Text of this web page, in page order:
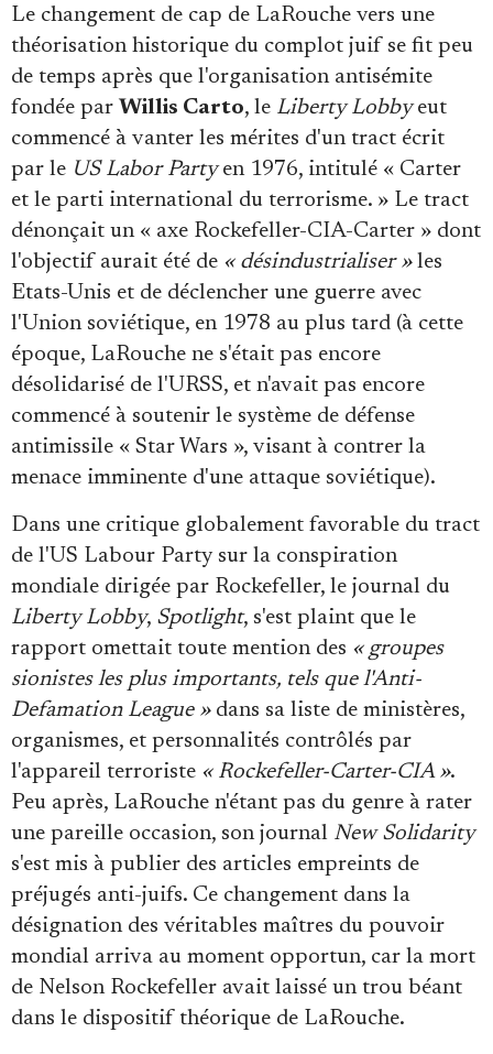
Le changement de cap de LaRouche vers une
théorisation historique du complot juif se fit peu
de temps après que l'organisation antisémite
fondée par Willis Carto, le Liberty Lobbyeut
commencé à vanter les mérites d'un tract écrit
par le US Labor Partyen 1976, intitulé « Carter
et le parti international du terrorisme. » Le tract
dénonçait un « axe Rockefeller-CIA-Carter » dont
l'objectif aurait été de « désindustrialiser »les
Etats-Unis et de déclencher une guerre avec
l'Union soviétique, en 1978 au plus tard (à cette
époque, LaRouche ne s'était pas encore
désolidarisé de l'URSS, et n'avait pas encore
commencé à soutenir le système de défense
antimissile « Star Wars », visant à contrer la
menace imminente d'une attaque soviétique).
Dans une critique globalement favorable du tract
de l'US Labour Party sur la conspiration
mondiale dirigée par Rockefeller, le journal du
Liberty Lobby, Spotlight, s'est plaint que le
rapport omettait toute mention des « groupes
sionistes les plus importants, tels que l'Anti-
Defamation League »dans sa liste de ministères,
organismes, et personnalités contrôlés par
l'appareil terroriste « Rockefeller-Carter-CIA ».
Peu après, LaRouche n'étant pas du genre à rater
une pareille occasion, son journal New Solidarity
s'est mis à publier des articles empreints de
préjugés anti-juifs. Ce changement dans la
désignation des véritables maîtres du pouvoir
mondial arriva au moment opportun, car la mort
de Nelson Rockefeller avait laissé un trou béant
dans le dispositif théorique de LaRouche.